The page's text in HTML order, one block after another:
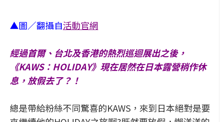
▲圖／翻攝自活動官網
經過首爾、台北及香港的熱烈巡迴展出之後，
《KAWS：HOLIDAY》現在居然在日本露營稍作休
息，放假去了？！
總是帶給粉絲不同驚喜的KAWS，來到日本絕對是要